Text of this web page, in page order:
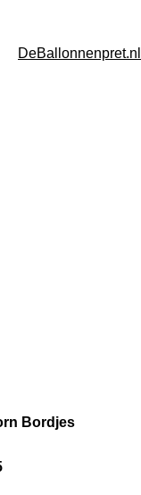
DeBallonnenpret.nl
Bordjes